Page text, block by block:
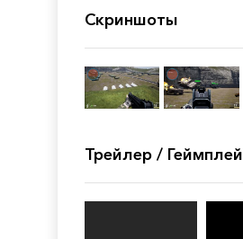
Скриншоты
Трейлер / Геймплей